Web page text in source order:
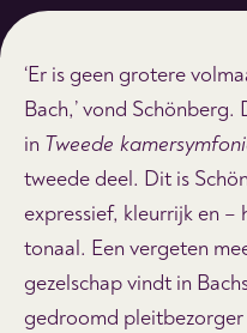
‘Er is geen grotere
Bach,’ vond
in Tweede
tweede deel. Dit is
expressief, kleurrijk en –
tonaal. Een vergeten
gezelschap vindt in
gedroomd